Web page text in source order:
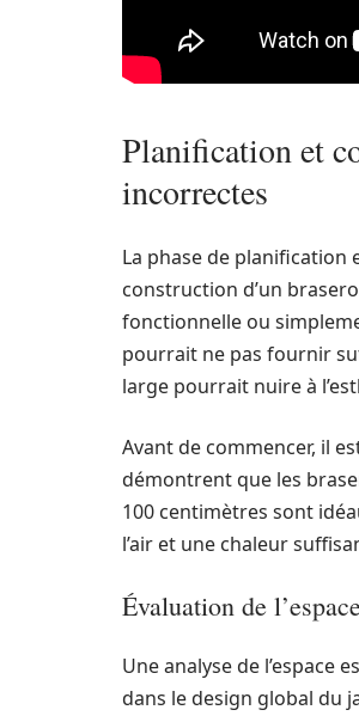
Planification et
incorrectes
La phase de planification
construction d’un
fonctionnelle ou
pourrait ne pas fournir
large pourrait nuire à
Avant de commencer, il
démontrent que les
100 centimètres sont
l’air et une chaleur
Évaluation de
Une analyse de l’espace
dans le design global du